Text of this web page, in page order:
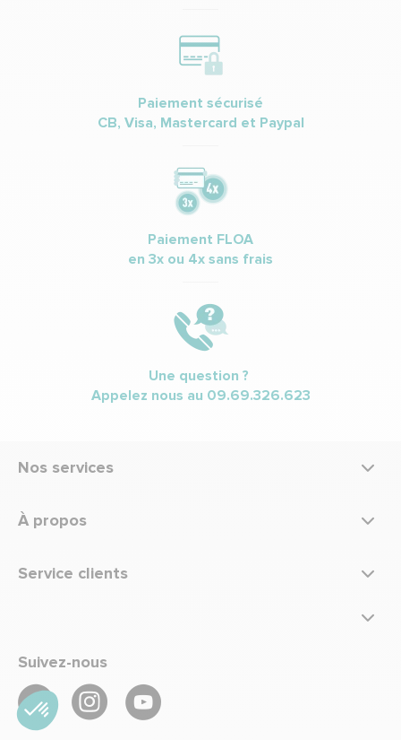
Paiement sécurisé
CB, Visa, Mastercard et Paypal
Paiement FLOA
en 3x ou 4x sans frais
Une question ?
Appelez nous au 09.69.326.623
Nos services
À propos
Service clients
Suivez-nous